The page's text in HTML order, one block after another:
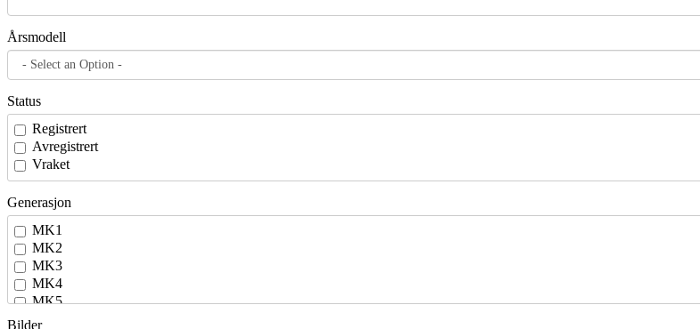
Årsmodell
Status
Registrert
Avregistrert
Vraket
Generasjon
MK1
MK2
MK3
MK4
MK5
Bilder